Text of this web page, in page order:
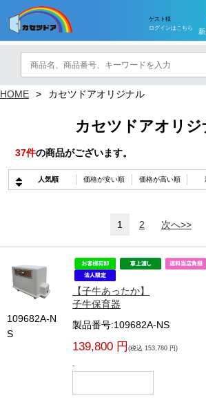
ゲスト様
ログインはこちら
HOME カセツドアオリジナル
カセツドアオリジ
37件の商品がございます。
人気順 価格が安い順 価格が高い順
1 2 次へ>>
109682A-N
S
【子牛あったか】
子牛保育器
製品番号:109682A-NS
139,800 円 (税込 153,780 円)
-